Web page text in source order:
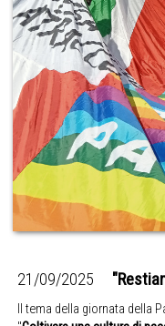
21/09/2025
Il tema della giornata della